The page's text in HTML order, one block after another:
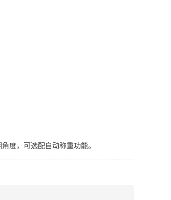
度，可选配自动称重功能。